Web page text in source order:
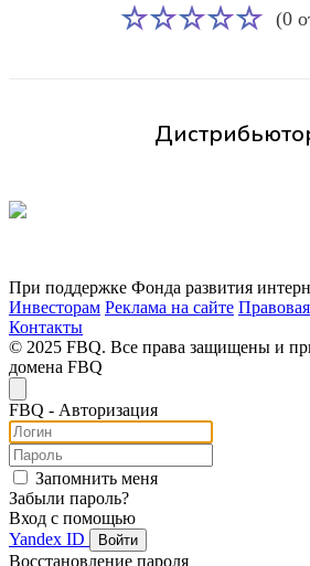
(0
При поддержке Фонда развития
Инвесторам Реклама на сайте
Контакты
© 2025 FBQ. Все права защищены и
домена FBQ
FBQ - Авторизация
Запомнить меня
Забыли пароль?
Вход с помощью
Yandex ID
Войти
Восстановление пароля